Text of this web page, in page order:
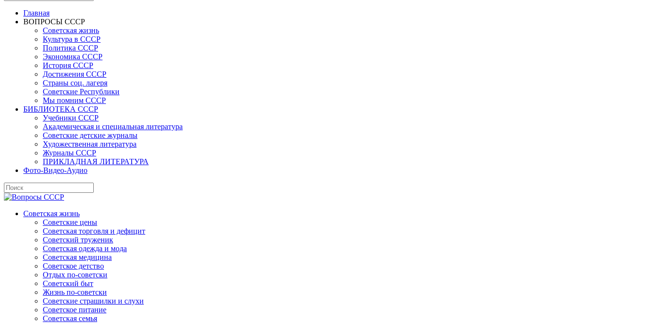
Главная
ВОПРОСЫ СССР
Советская жизнь
Культура в СССР
Политика СССР
Экономика СССР
История СССР
Достижения СССР
Страны соц. лагеря
Советские Республики
Мы помним СССР
БИБЛИОТЕКА СССР
Учебники СССР
Академическая и специальная литература
Советские детские журналы
Художественная литература
Журналы СССР
ПРИКЛАДНАЯ ЛИТЕРАТУРА
Фото-Видео-Аудио
Советская жизнь
Советские цены
Советская торговля и дефицит
Советский труженик
Советская одежда и мода
Советская медицина
Советское детство
Отдых по-советски
Советский быт
Жизнь по-советски
Советские страшилки и слухи
Советское питание
Советская семья